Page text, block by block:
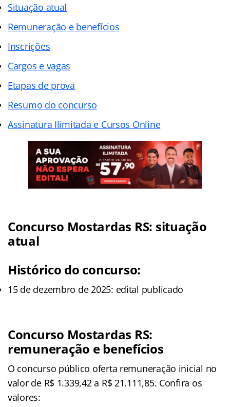
Situação atual
Remuneração e benefícios
Inscrições
Cargos e vagas
Etapas de prova
Resumo do concurso
Assinatura Ilimitada e Cursos Online
Concurso Mostardas RS: situação
atual
Histórico do concurso:
15 de dezembro de 2025: edital publicado
Concurso Mostardas RS:
remuneração e benefícios
O concurso público oferta remuneração inicial no
valor de R$ 1.339,42 a R$ 21.111,85. Confira os
valores: